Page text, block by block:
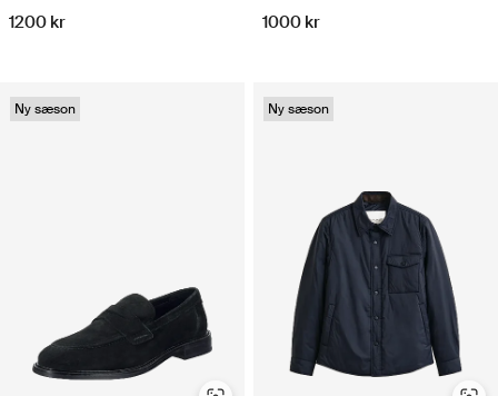
1200 kr 1000 kr
Ny sæson Ny sæson